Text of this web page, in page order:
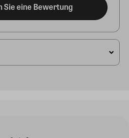
Sie eine Bewertung